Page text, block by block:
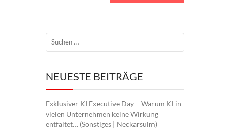
NEUESTE BEITRÄGE
Exklusiver KI Executive Day – Warum KI in
vielen Unternehmen keine Wirkung
entfaltet… (Sonstiges | Neckarsulm)